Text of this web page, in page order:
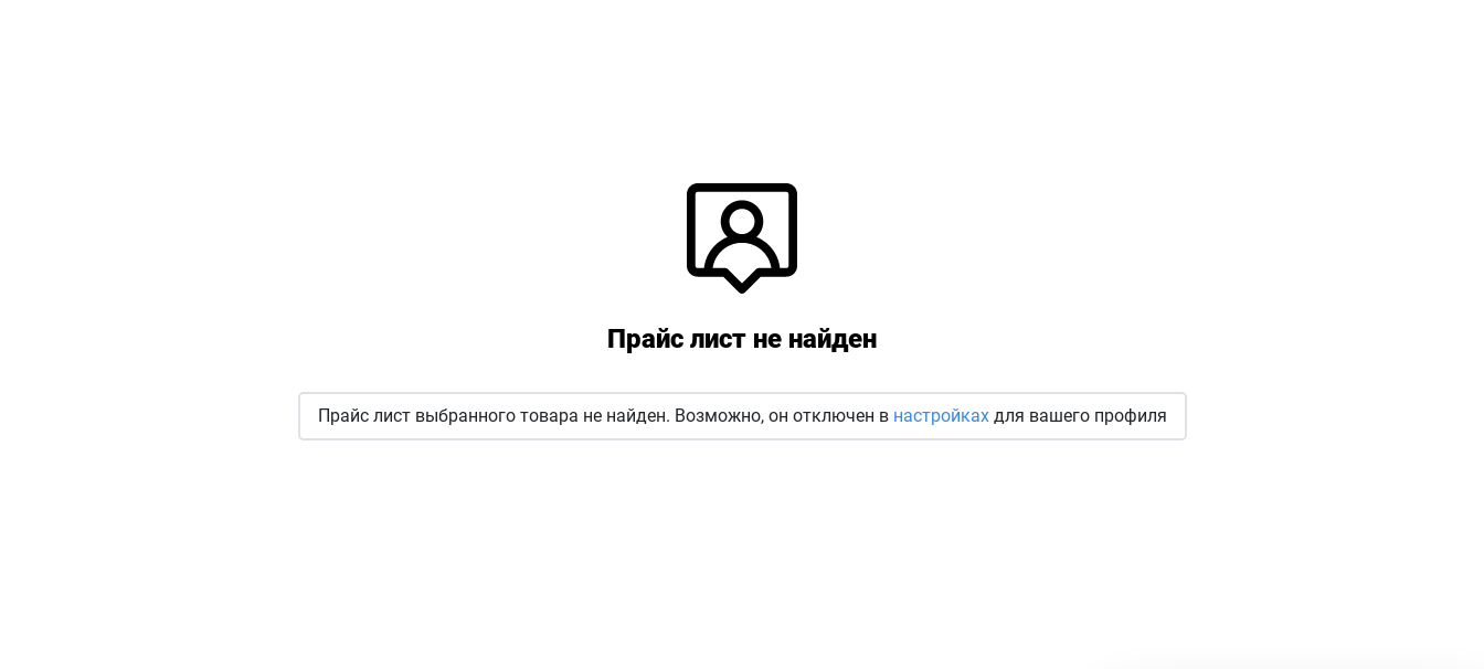
Прайс лист не найден
Прайс лист выбранного товара не найден. Возможно, он отключен в настройкахдля вашего профиля